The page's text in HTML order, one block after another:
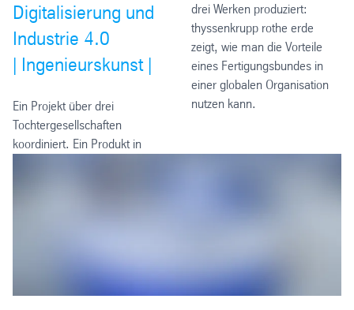
Digitalisierung und
Industrie 4.0
| Ingenieurskunst |
Ein Projekt über drei
Tochtergesellschaften
koordiniert. Ein Produkt in
drei Werken produziert:
thyssenkrupp rothe erde
zeigt, wie man die Vorteile
eines Fertigungsbundes in
einer globalen Organisation
nutzen kann.